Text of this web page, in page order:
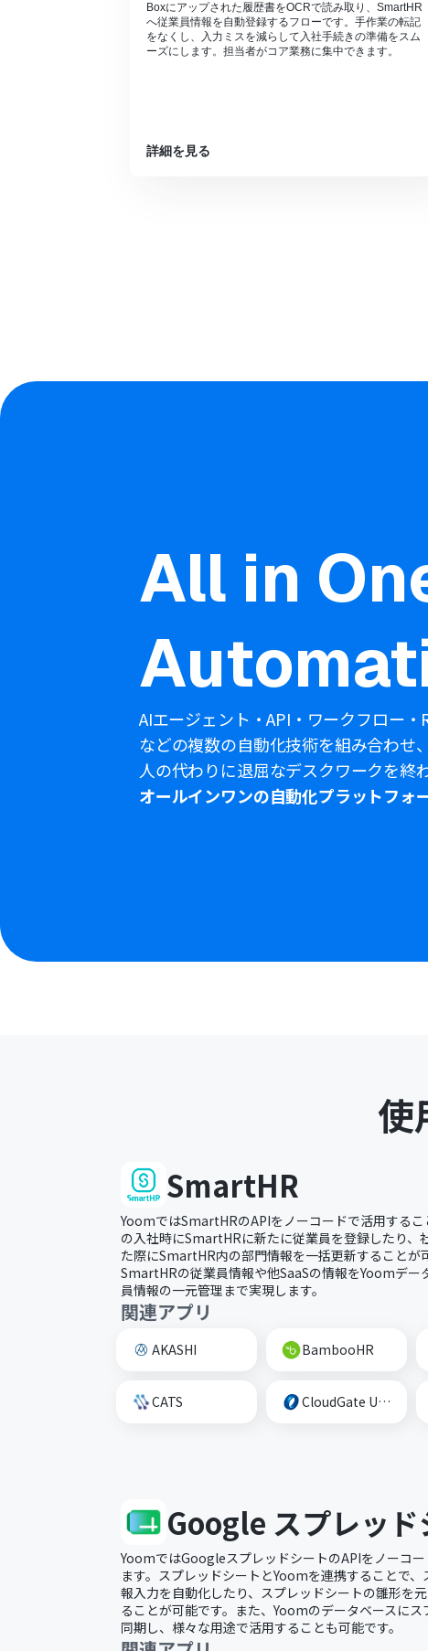
Boxにアップされた履歴書をOCRで読み取り、SmartHR
へ従業員情報を自動登録するフローです。手作業の転記
をなくし、入力ミスを減らして入社手続きの準備をスム
ーズにします。担当者がコア業務に集中できます。
詳細を見る
All in
AIエージェント・API・ワークフロー・
などの複数の自動化技術を組み合わせ、
人の代わりに退屈なデスクワークを終
オールインワンの自動化プラットフォ
使
SmartHR
YoomではSmartHRのAPIをノーコードで活用するこ
の入社時にSmartHRに新たに従業員を登録したり、
た際にSmartHR内の部門情報を一括更新することが
SmartHRの従業員情報や他SaaSの情報をYoomデー
員情報の一元管理まで実現します。
関連アプリ
AKASHI BambooHR
CATS CloudGate UNO
Google スプレッド
YoomではGoogleスプレッドシートのAPIをノーコ
ます。スプレッドシートとYoomを連携することで
報入力を自動化したり、スプレッドシートの雛形を
ることが可能です。また、Yoomのデータベースに
同期し、様々な用途で活用することも可能です。